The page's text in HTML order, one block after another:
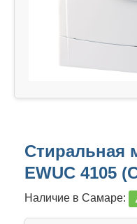
Стиральная
EWUC 4105
Наличие в Самаре: